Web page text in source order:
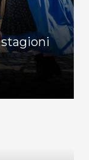
stagioni